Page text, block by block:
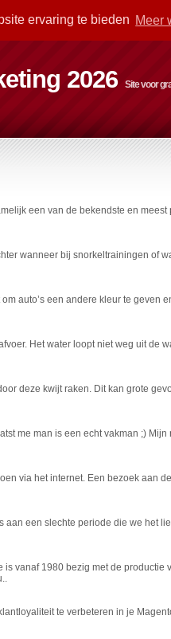
ervaring te bieden Meer
2026 Site voor
een van de bekendste en
wanneer bij snorkeltrainingen of
auto’s een andere kleur te geven
Het water loopt niet weg uit de
deze kwijt raken. Dit kan grote
me man is een echt vakman ;)
via het internet. Een bezoek aan
een slechte periode die we het
vanaf 1980 bezig met de productie
te verbeteren in je